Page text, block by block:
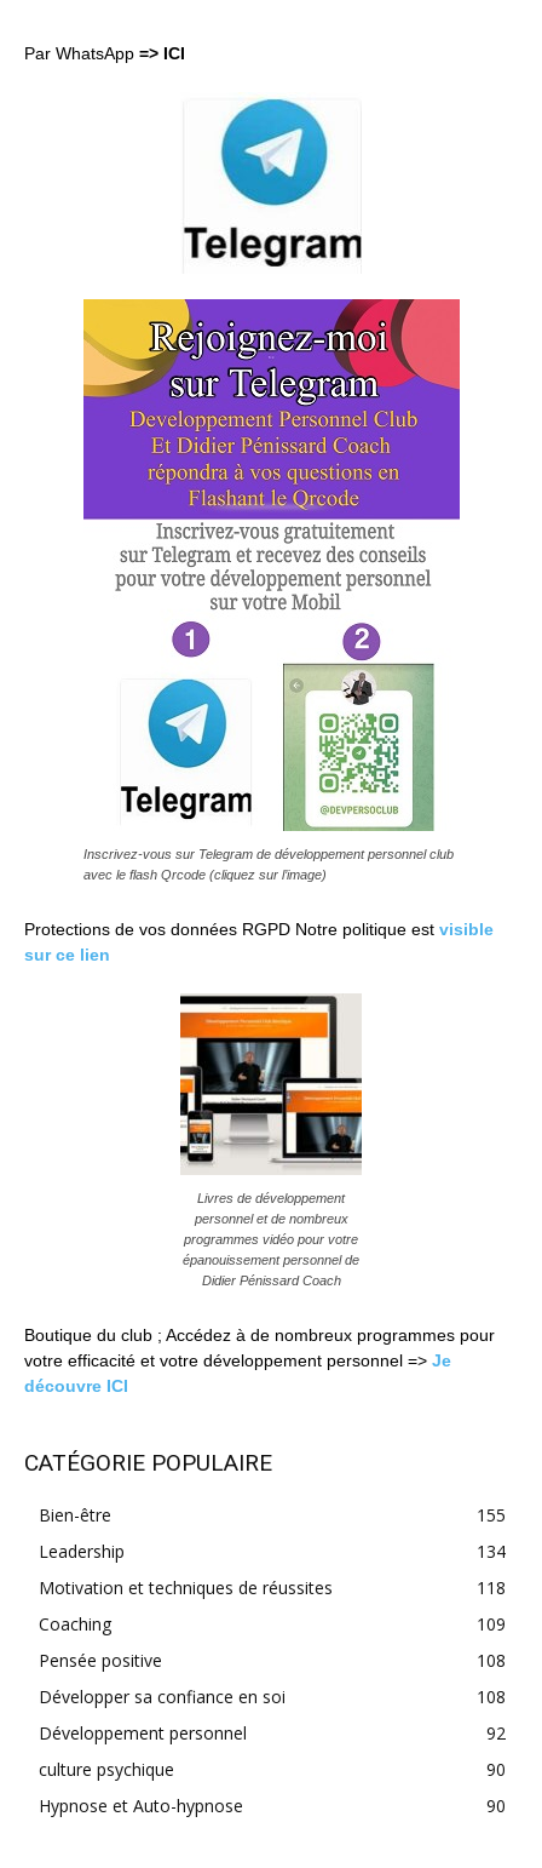
Par WhatsApp => ICI
Inscrivez-vous sur Telegram de développement personnel club
avec le flash Qrcode (cliquez sur l’image)
Protections de vos données RGPD Notre politique est visible
sur ce lien
Livres de développement
personnel et de nombreux
programmes vidéo pour votre
épanouissement personnel de
Didier Pénissard Coach
Boutique du club ; Accédez à de nombreux programmes pour
votre efficacité et votre développement personnel => Je
découvre ICI
CATÉGORIE POPULAIRE
Bien-être
155
Leadership
134
Motivation et techniques de réussites
118
Coaching
109
Pensée positive
108
Développer sa confiance en soi
108
Développement personnel
92
culture psychique
90
Hypnose et Auto-hypnose
90